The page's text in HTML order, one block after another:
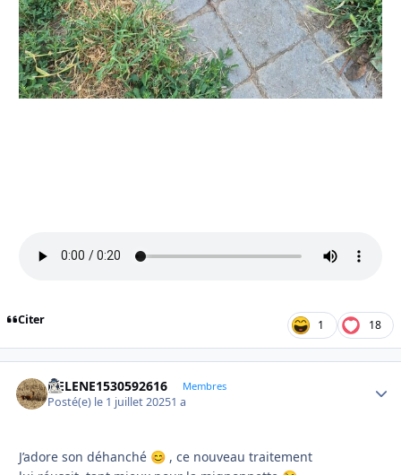
Citer 1 18
HELENE1530592616 Membres
Posté(e) le 1 juillet 20251 a
J’adore son déhanché 😊 , ce nouveau traitement